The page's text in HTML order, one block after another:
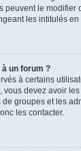
peuvent le modifier
les intitulés
un forum ?
à certains
vous devez avoir
groupes et les
les contacter.